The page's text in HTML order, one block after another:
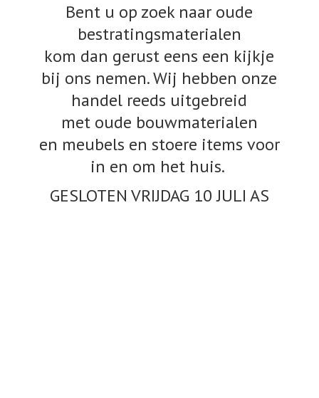
Bent u op zoek naar oude
bestratingsmaterialen
kom dan gerust eens een kijkje
bij ons nemen. Wij hebben onze
handel reeds uitgebreid
met oude bouwmaterialen
en meubels en stoere items voor
in en om het huis.
GESLOTEN VRIJDAG 10JULI AS